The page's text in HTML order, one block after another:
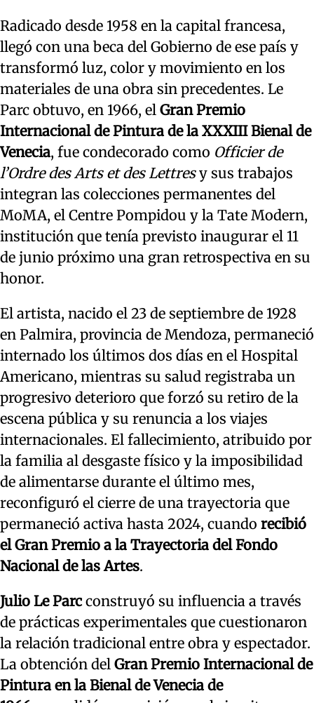
Radicado desde 1958 en la capital francesa,
llegó con una beca del Gobierno de ese país y
transformó luz, color y movimiento en los
materiales de una obra sin precedentes. Le
Parc obtuvo, en 1966, el Gran Premio
Internacional de Pintura de la XXXIII Bienal de
Venecia, fue condecorado como Officier de
l’Ordre des Arts et des Lettresy sus trabajos
integran las colecciones permanentes del
MoMA, el Centre Pompidou y la Tate Modern,
institución que tenía previsto inaugurar el 11
de junio próximo una gran retrospectiva en su
honor.
El artista, nacido el 23 de septiembre de 1928
en Palmira, provincia de Mendoza, permaneció
internado los últimos dos días en el Hospital
Americano, mientras su salud registraba un
progresivo deterioro que forzó su retiro de la
escena pública y su renuncia a los viajes
internacionales. El fallecimiento, atribuido por
la familia al desgaste físico y la imposibilidad
de alimentarse durante el último mes,
reconfiguró el cierre de una trayectoria que
permaneció activa hasta 2024, cuando recibió
el Gran Premio a la Trayectoria del Fondo
Nacional de las Artes.
Julio Le Parcconstruyó su influencia a través
de prácticas experimentales que cuestionaron
la relación tradicional entre obra y espectador.
La obtención del Gran Premio Internacional de
Pintura en la Bienal de Venecia de